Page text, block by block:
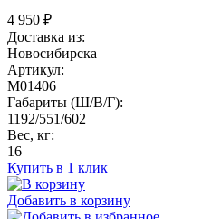
4 950 ₽
Доставка из:
Новосибирска
Артикул:
M01406
Габариты (Ш/В/Г):
1192/551/602
Вес, кг:
16
Купить в 1 клик
Добавить в корзину